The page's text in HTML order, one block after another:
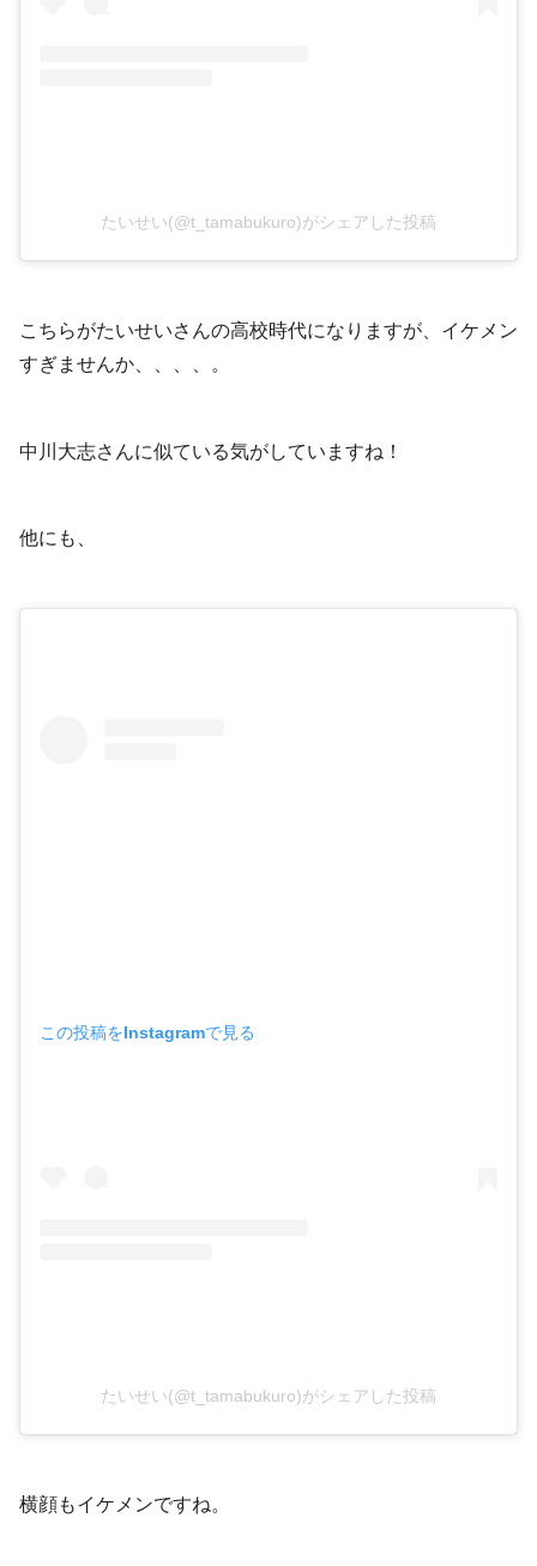
たいせい(@t_tamabukuro)がシェアした投稿
こちらがたいせいさんの高校時代になりますが、イケメン
すぎませんか、、、、。
中川大志さんに似ている気がしていますね！
他にも、
この投稿をInstagramで見る
たいせい(@t_tamabukuro)がシェアした投稿
横顔もイケメンですね。